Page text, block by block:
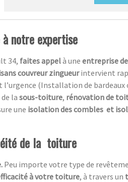
notre expertise
34, faites appelà une entreprise
couvreur zingueurintervient
(Installation de
la sous-toiture, rénovation de
une isolation des combles et
de la toiture
Peu importe votre type de
à votre toiture, à travers un